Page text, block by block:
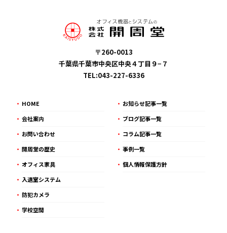
〒260-0013
千葉県千葉市中央区中央４丁目９−７
TEL:043-227-6336
HOME
会社案内
お問い合わせ
開周堂の歴史
オフィス家具
入退室システム
防犯カメラ
学校空間
お知らせ記事一覧
ブログ記事一覧
コラム記事一覧
事例一覧
個人情報保護方針